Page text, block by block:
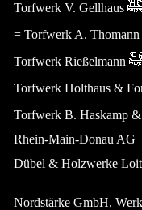
Torfwerk V. Gellhaus
= Torfwerk A. Thomann
Torfwerk Rießelmann
Torfwerk Holthaus &
Torfwerk B. Haskamp
Rhein-Main-Donau AG
Dübel & Holzwerke
Nordstärke GmbH,